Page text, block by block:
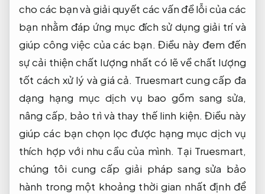
cho các bạn và giải quyết các vấn đề lỗi của các
bạn nhằm đáp ứng mục đích sử dụng giải trí và
giúp công việc của các bạn. Điều này đem đến
sự cải thiện chất lượng nhất có lẽ về chất lượng
tốt cách xử lý và giá cả. Truesmart cung cấp đa
dạng hạng mục dịch vụ bao gồm sang sửa,
nâng cấp, bảo trì và thay thế linh kiện. Điều này
giúp các bạn chọn lọc được hạng mục dịch vụ
thích hợp với nhu cầu của mình. Tại Truesmart,
chúng tôi cung cấp giải pháp sang sửa bảo
hành trong một khoảng thời gian nhất định để